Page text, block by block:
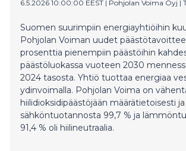
6.5.2026 10:00:00 EEST | Pohjolan Voima Oyj |
Suomen suurimpiin energiayhtiöihin
Pohjolan Voiman uudet
prosenttia pienempiin päästöihin
päästöluokassa vuoteen 2030
2024 tasosta. Yhtiö tuottaa energiaa
ydinvoimalla. Pohjolan Voima on
hiilidioksidipäästöjään määrätietoisesti
sähköntuotannosta 99,7 % ja
91,4 % oli hiilineutraalia.